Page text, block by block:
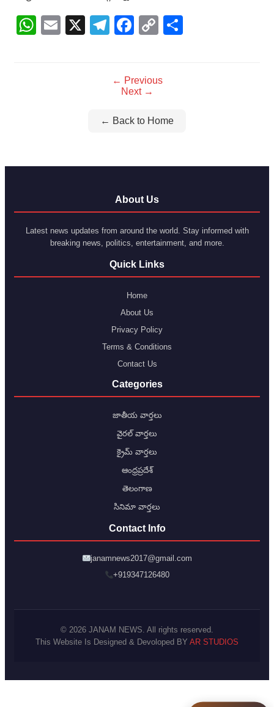
WhatsApp
Email
X Telegram
Facebook
Copy
← Previous
Next →
← Back to Home
About Us
Latest news updates from around the world. Stay informed with
breaking news, politics, entertainment, and more.
Quick Links
Home
About Us
Privacy Policy
Terms & Conditions
Contact Us
Categories
జాతీయ వార్తలు
వైరల్ వార్తలు
క్రైమ్ వార్తలు
ఆంధ్రప్రదేశ్
తెలంగాణ
సినిమా వార్తలు
Contact Info
janamnews2017@gmail.com
+919347126480
© 2026 JANAM NEWS. All rights reserved.
This Website Is Designed & Devoloped BY AR STUDIOS